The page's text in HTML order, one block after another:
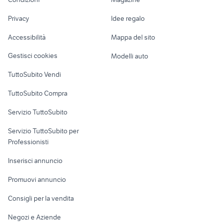
Terreni e rustici
Garage e box
Loft, mansarde e
Informatica
Console e
Fotografia
Privacy
Accessibilità
Gestisci cookies
TuttoSubito Vendi
TuttoSubito Compra
Servizio TuttoSubito
Servizio TuttoSubito per
Professionisti
Inserisci annuncio
Promuovi annuncio
Consigli per la vendita
Negozi e Aziende
Idee regalo
Mappa del sito
Modelli auto